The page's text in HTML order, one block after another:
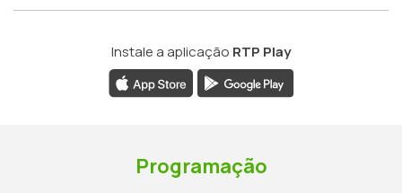
Instale a aplicação RTP Play
Programação